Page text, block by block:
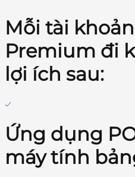
Mỗi tài
Premium đi
lợi ích sau:
Ứng dụng
máy tính